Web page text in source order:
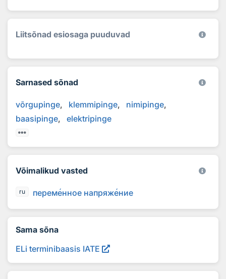
Liitsõnad esiosaga puuduvad
Sarnased sõnad
võrgupinge klemmipinge
nimipinge
baasipinge
elektripinge
Võimalikud vasted
ru переменное напряжение
Sama sõna
ELi terminibaasis IATE